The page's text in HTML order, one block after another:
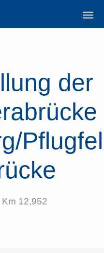
der
12,952